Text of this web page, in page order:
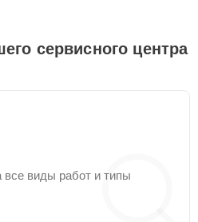
сервисного центра
виды работ и типы